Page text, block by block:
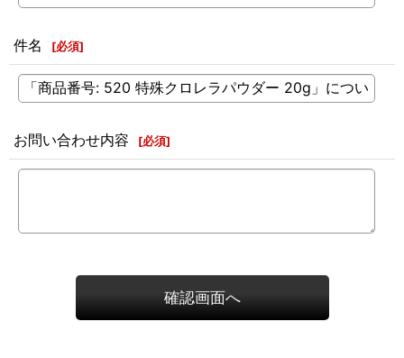
件名 [必須]
お問い合わせ内容 [必須]
確認画面へ